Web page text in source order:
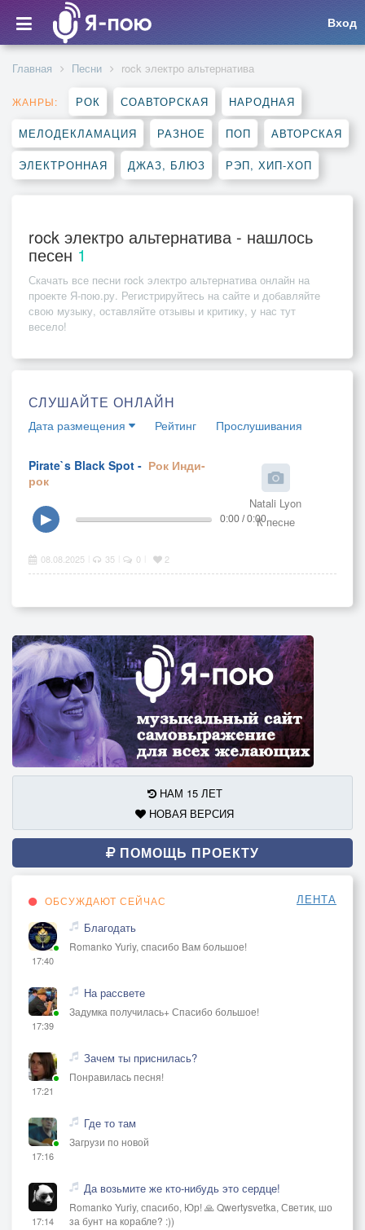
Вход
Главная Песни rock электро альтернатива
ЖАНРЫ: РОК СОАВТОРСКАЯ НАРОДНАЯ
МЕЛОДЕКЛАМАЦИЯ РАЗНОЕ ПОП АВТОРСКАЯ
ЭЛЕКТРОННАЯ ДЖАЗ, БЛЮЗ РЭП, ХИП-ХОП
rock электро альтернатива - нашлось
песен 1
Скачать все песни rock электро альтернатива онлайн на
проекте Я-пою.ру. Регистрируйтесь на сайте и добавляйте
свою музыку, оставляйте отзывы и критику, у нас тут
весело!
СЛУШАЙТЕ ОНЛАЙН
Дата размещения Рейтинг Прослушивания
Pirate`s Black Spot - Рок Инди-
рок
Natali Lyon
К песне
▶ 0:00 / 0:00
08.08.2025 35 0 2
НАМ 15 ЛЕТ
НОВАЯ ВЕРСИЯ
ПОМОЩЬ ПРОЕКТУ
ОБСУЖДАЮТ СЕЙЧАС ЛЕНТА
17:40
Благодать
Romanko Yuriy, спасибо Вам большое!
17:39
На рассвете
Задумка получилась+ Спасибо большое!
17:21
Зачем ты приснилась?
Понравилась песня!
17:16
Где то там
Загрузи по новой
17:14
Да возьмите же кто-нибудь это сердце!
Romanko Yuriy, спасибо, Юр! 🙏 Qwertysvetka, Светик, шо
за бунт на корабле? :))